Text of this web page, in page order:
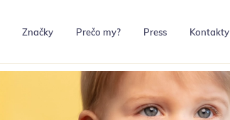
Značky Prečo my? Press Kontakty